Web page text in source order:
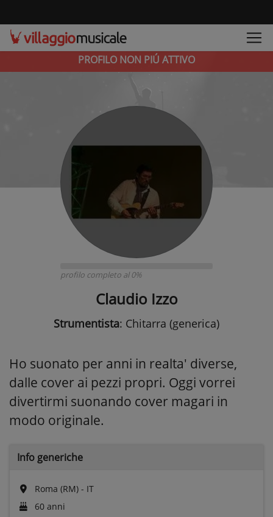
PROFILO NON PIÚ ATTIVO
profilo completo al 0%
Claudio Izzo
Strumentista: Chitarra (generica)
Ho suonato per anni in realta' diverse,
dalle cover ai pezzi propri. Oggi vorrei
divertirmi suonando cover magari in
modo originale.
Info generiche
Roma (RM) - IT
60 anni